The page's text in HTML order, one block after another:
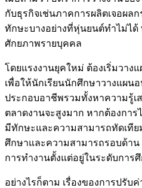
กับธุรกิจเช่นภาคการผลิตเจอผล
ทักษะบางอย่างที่หุ่นยนต์ทำไม่ได้
ศักยภาพรายบุคคล
โดยแรงงานยุคใหม่ ต้องเริ่มวาง
เพื่อให้นักเรียนนักศึกษาวางแผน
ประกอบอาชีพรวมทั้งหาความรู้เ
ตลาดงานจะสูงมาก หากต้องการ
มีทักษะและความสามารถทัดเที
ศึกษาและความสามารถรอบด้า
การทำงานตั้งแต่อยู่ในระดับการ
อย่างไรก็ตาม เรื่องของการปรับ